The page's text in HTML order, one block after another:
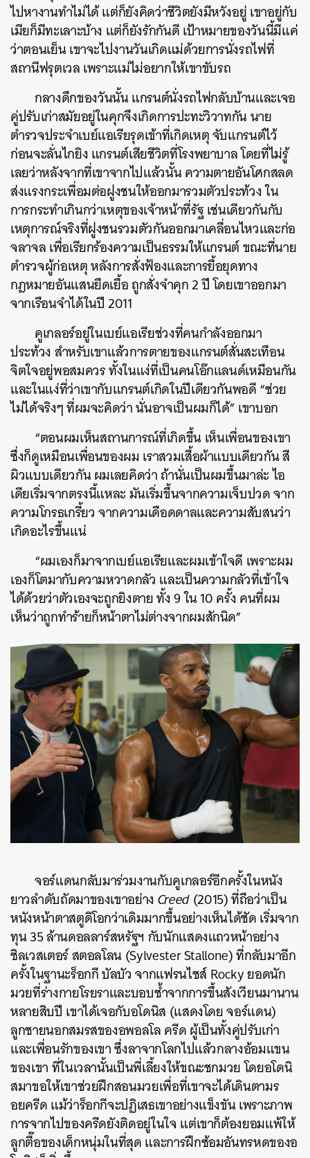
ไปหางานทำไม่ได้ แต่ก็ยังคิดว่าชีวิตยังมีหวังอยู่ เขาอยู่กับ
เมียก็มีทะเลาะบ้าง แต่ก็ยังรักกันดี เป้าหมายของวันนี้มีแค่
ว่าตอนเย็น เขาจะไปงานวันเกิดแม่ด้วยการนั่งรถไฟที่
สถานีฟรุตเวล เพราะแม่ไม่อยากให้เขาขับรถ
กลางดึกของวันนั้น แกรนต์นั่งรถไฟกลับบ้านและเจอ
คู่ปรับเก่าสมัยอยู่ในคุกจึงเกิดการปะทะวิวาทกัน นาย
ตำรวจประจำเบย์แอเรียรุดเข้าที่เกิดเหตุ จับแกรนต์ไว้
ก่อนจะลั่นไกยิง แกรนต์เสียชีวิตที่โรงพยาบาล โดยที่ไม่รู้
เลยว่าหลังจากที่เขาจากไปแล้วนั้น ความตายอันโศกสลด
ส่งแรงกระเพื่อมต่อฝูงชนให้ออกมารวมตัวประท้วง ใน
การกระทำเกินกว่าเหตุของเจ้าหน้าที่รัฐ เช่นเดียวกันกับ
เหตุการณ์จริงที่ฝูงชนรวมตัวกันออกมาเคลื่อนไหวและก่อ
จลาจล เพื่อเรียกร้องความเป็นธรรมให้แกรนต์ ขณะที่นาย
ตำรวจผู้ก่อเหตุ หลังการสั่งฟ้องและการยื้อยุดทาง
กฎหมายอันแสนยืดเยื้อ ถูกสั่งจำคุก 2 ปี โดยเขาออกมา
จากเรือนจำได้ในปี 2011
คูเกลอร์อยู่ในเบย์แอเรียช่วงที่คนกำลังออกมา
ประท้วง สำหรับเขาแล้วการตายของแกรนต์สั่นสะเทือน
จิตใจอยู่พอสมควร ทั้งในแง่ที่เป็นคนโอ๊กแลนด์เหมือนกัน
และในแง่ที่ว่าเขากับแกรนต์เกิดในปีเดียวกันพอดี “ช่วย
ไม่ได้จริงๆ ที่ผมจะคิดว่า นั่นอาจเป็นผมก็ได้” เขาบอก
“ตอนผมเห็นสถานการณ์ที่เกิดขึ้น เห็นเพื่อนของเขา
ซึ่งก็ดูเหมือนเพื่อนของผม เราสวมเสื้อผ้าแบบเดียวกัน สี
ผิวแบบเดียวกัน ผมเลยคิดว่า ถ้านั่นเป็นผมขึ้นมาล่ะ ไอ
เดียเริ่มจากตรงนี้แหละ มันเริ่มขึ้นจากความเจ็บปวด จาก
ความโกรธเกรี้ยว จากความเดือดดาลและความสับสนว่า
เกิดอะไรขึ้นแน่
“ผมเองก็มาจากเบย์แอเรียและผมเข้าใจดี เพราะผม
เองก็โตมากับความหวาดกลัว และเป็นความกลัวที่เข้าใจ
ได้ด้วยว่าตัวเองจะถูกยิงตาย ทั้ง 9 ใน 10 ครั้ง คนที่ผม
เห็นว่าถูกทำร้ายก็หน้าตาไม่ต่างจากผมสักนิด”
จอร์แดนกลับมาร่วมงานกับคูเกลอร์อีกครั้งในหนัง
ยาวลำดับถัดมาของเขาอย่างCreed(2015)ที่ถือว่าเป็น
หนังหน้าตาสตูดิโอกว่าเดิมมากขึ้นอย่างเห็นได้ชัด เริ่มจาก
ทุน 35 ล้านดอลลาร์สหรัฐฯ กับนักแสดงแถวหน้าอย่าง
ซิลเวสเตอร์ สตอลโลน (Sylvester Stallone) ที่กลับมาอีก
ครั้งในฐานะร็อกกี บัลบัว จากแฟรนไชส์Rockyยอดนัก
มวยที่ร่างกายโรยราและบอบช้ำจากการขึ้นสังเวียนมานาน
หลายสิบปี เขาได้เจอกับอโดนิส (แสดงโดย จอร์แดน)
ลูกชายนอกสมรสของอพอลโล ครีด ผู้เป็นทั้งคู่ปรับเก่า
และเพื่อนรักของเขา ซึ่งลาจากโลกไปแล้วกลางอ้อมแขน
ของเขา ที่ในเวลานั้นเป็นพี่เลี้ยงให้ขณะชกมวย โดยอโดนิ
สมาขอให้เขาช่วยฝึกสอนมวยเพื่อที่เขาจะได้เดินตามร
อยครีด แม้ว่าร็อกกีจะปฏิเสธเขาอย่างแข็งขัน เพราะภาพ
การจากไปของครีดยังติดอยู่ในใจ แต่เขาก็ต้องยอมแพ้ให้
ลูกตื๊อของเด็กหนุ่มในที่สุด และการฝึกซ้อมอันทรหดของอ